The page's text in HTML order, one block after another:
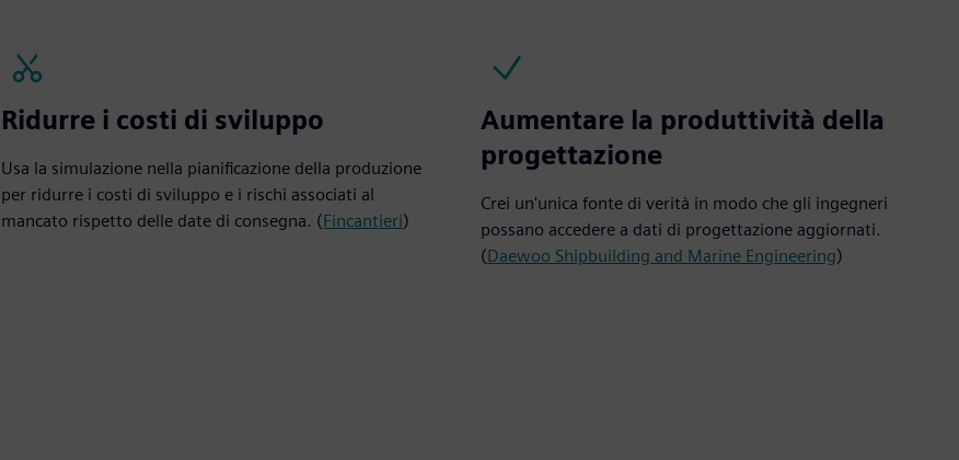
Ridurre i costi di sviluppo
Usa la simulazione nella pianificazione della produzione
per ridurre i costi di sviluppo e i rischi associati al
mancato rispetto delle date di consegna. (Fincantieri)
Aumentare la produttività della
progettazione
Crei un'unica fonte di verità in modo che gli ingegneri
possano accedere a dati di progettazione aggiornati.
(Daewoo Shipbuilding and Marine Engineering)